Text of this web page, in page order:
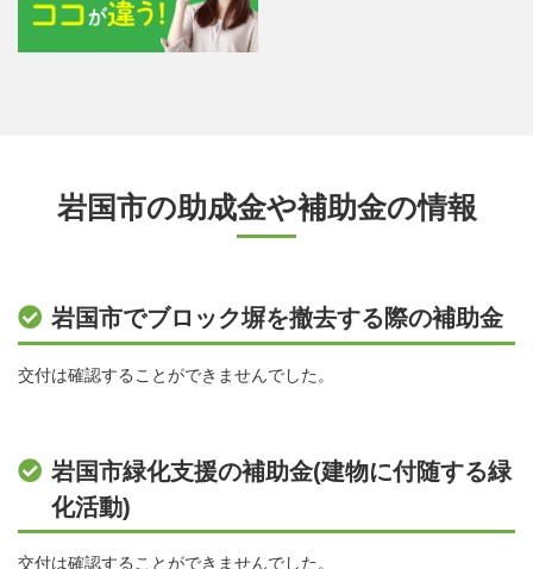
岩国市の助成金や補助金の情報
岩国市でブロック塀を撤去する際の補助金
交付は確認することができませんでした。
岩国市緑化支援の補助金(建物に付随する緑
化活動)
交付は確認することができませんでした。